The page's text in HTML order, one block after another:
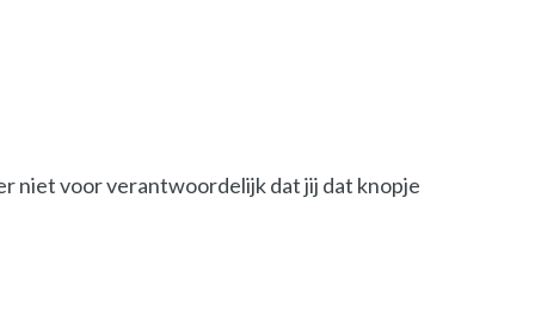
niet voor verantwoordelijk dat jij dat knopje